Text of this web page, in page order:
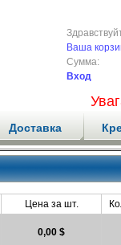
Ваша
Сумма:
Вход
Доставка
Цена за шт.
0,00 $